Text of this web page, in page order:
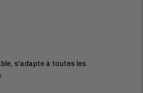
s'adapte à toutes les